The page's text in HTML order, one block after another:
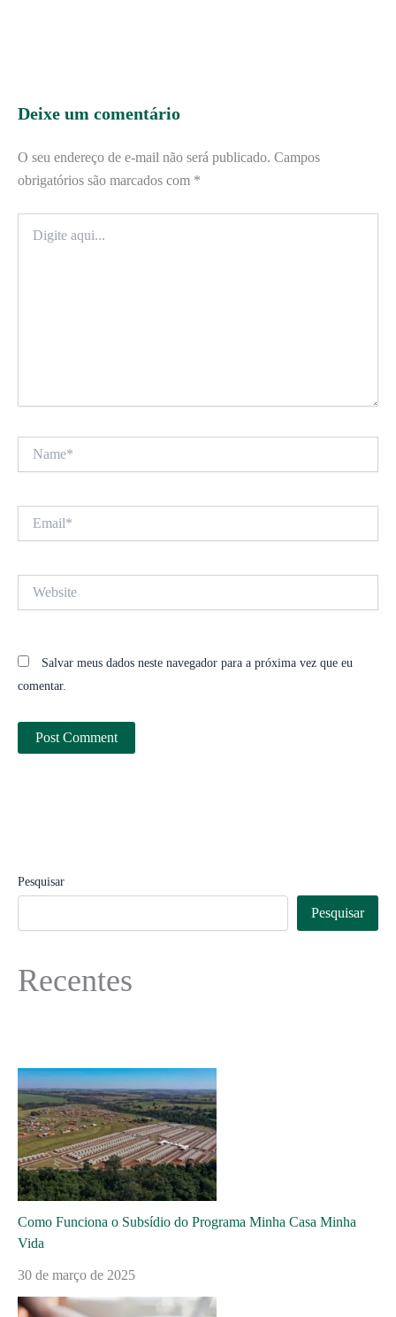
Deixe um comentário
O seu endereço de e-mail não será publicado. Campos
obrigatórios são marcados com *
aqui...
Salvar meus dados neste navegador para a próxima vez que eu
comentar.
Pesquisar
Pesquisar
Recentes
Como Funciona o Subsídio do Programa Minha Casa Minha
Vida
30 de março de 2025